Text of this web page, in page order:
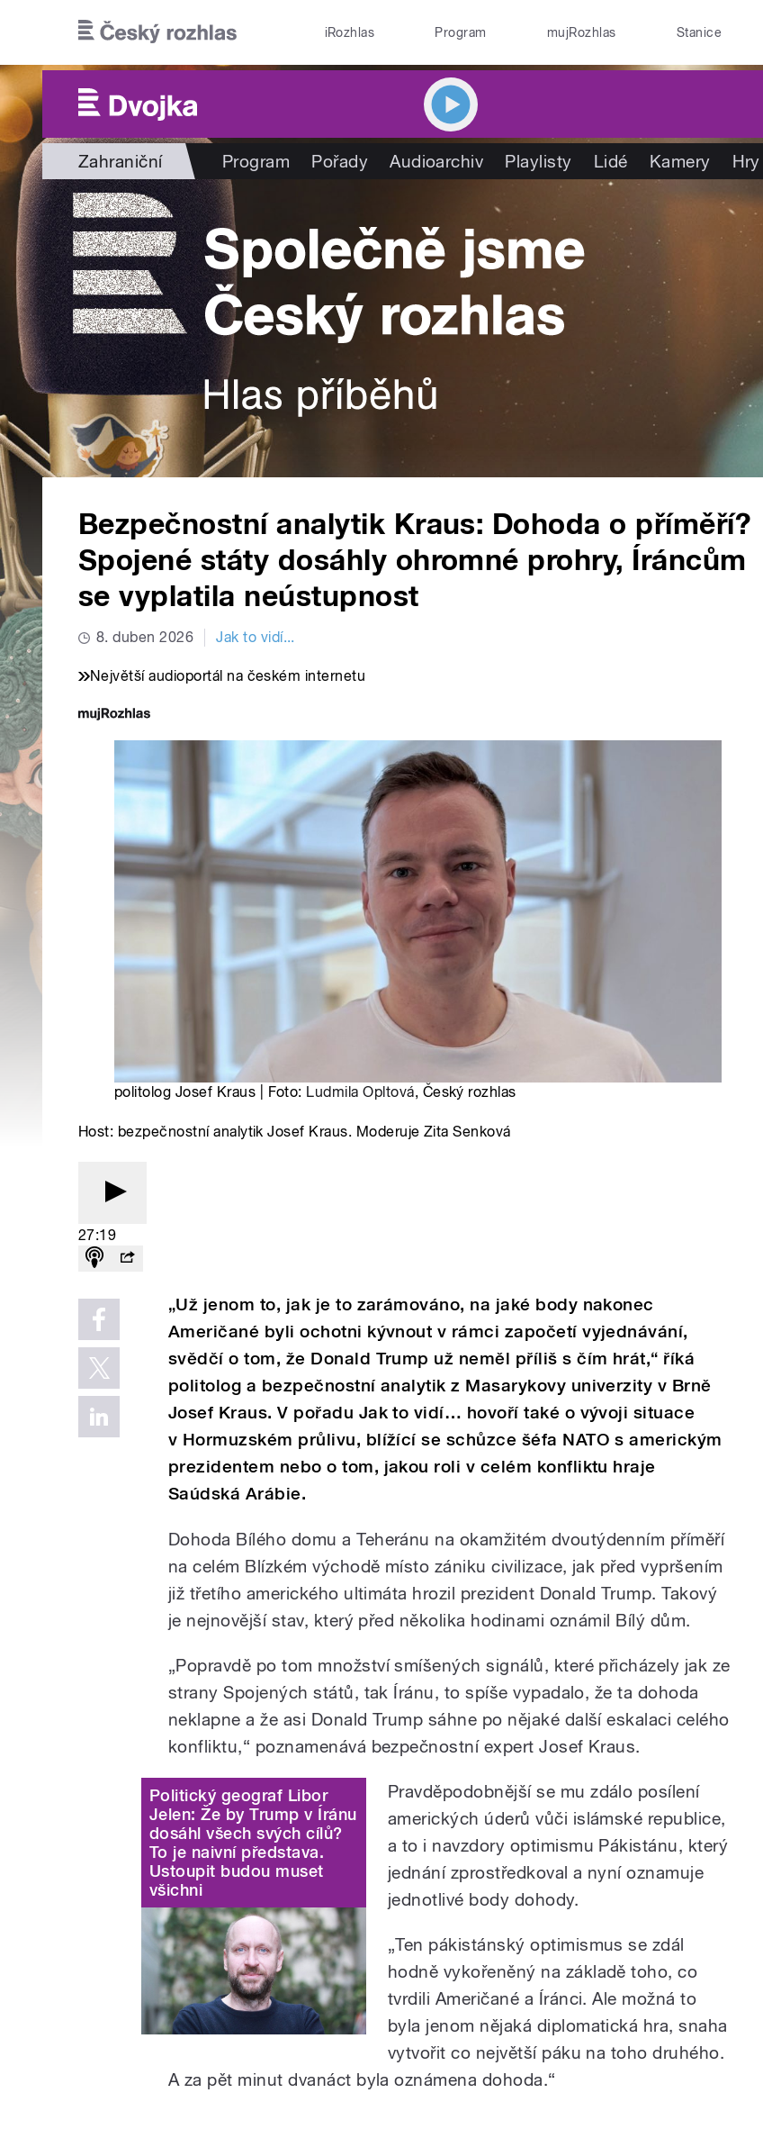
iRozhlas Program mujRozhlas Stanice
Zahraniční Program Pořady Audioarchiv Playlisty Lidé Kamery
Bezpečnostní analytik Kraus: Dohoda o příměří?
Spojené státy dosáhly ohromné prohry, Íráncům
se vyplatila neústupnost
8. duben 2026 Jak to vidí...
Největší audioportál na českém internetu
politolog Josef Kraus | Foto: Ludmila Opltová, Český rozhlas
Host: bezpečnostní analytik Josef Kraus. Moderuje Zita Senková
27:19
„Už jenom to, jak je to zarámováno, na jaké body nakonec
Američané byli ochotni kývnout v rámci započetí vyjednávání,
svědčí o tom, že Donald Trump už neměl příliš s čím hrát,“ říká
politolog a bezpečnostní analytik z Masarykovy univerzity v Brně
Josef Kraus. V pořadu Jak to vidí… hovoří také o vývoji situace
v Hormuzském průlivu, blížící se schůzce šéfa NATO s americkým
prezidentem nebo o tom, jakou roli v celém konfliktu hraje
Saúdská Arábie.
Dohoda Bílého domu a Teheránu na okamžitém dvoutýdenním příměří
na celém Blízkém východě místo zániku civilizace, jak před vypršením
již třetího amerického ultimáta hrozil prezident Donald Trump. Takový
je nejnovější stav, který před několika hodinami oznámil Bílý dům.
„Popravdě po tom množství smíšených signálů, které přicházely jak ze
strany Spojených států, tak Íránu, to spíše vypadalo, že ta dohoda
neklapne a že asi Donald Trump sáhne po nějaké další eskalaci celého
konfliktu,“ poznamenává bezpečnostní expert Josef Kraus.
Politický geograf Libor
Jelen: Že by Trump v Íránu
dosáhl všech svých cílů?
To je naivní představa.
Ustoupit budou muset
všichni
Pravděpodobnější se mu zdálo posílení
amerických úderů vůči islámské republice,
a to i navzdory optimismu Pákistánu, který
jednání zprostředkoval a nyní oznamuje
jednotlivé body dohody.
„Ten pákistánský optimismus se zdál
hodně vykořeněný na základě toho, co
tvrdili Američané a Íránci. Ale možná to
byla jenom nějaká diplomatická hra, snaha
vytvořit co největší páku na toho druhého.
A za pět minut dvanáct byla oznámena dohoda.“